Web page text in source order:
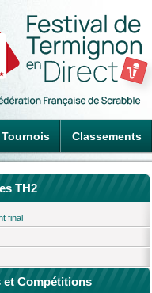
Tournois Classements
TH2
final
et Compétitions